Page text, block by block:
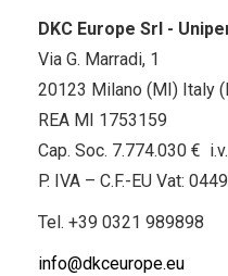
DKC Europe Srl -
Via G. Marradi, 1
20123 Milano (MI) Italy
REA MI 1753159
Cap. Soc. 7.774.030 € i.v.
P. IVA – C.F.-EU Vat:
Tel. +39 0321 989898
info@dkceurope.eu